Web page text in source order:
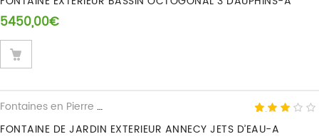
5450,00€
Fontaines en Pierre Reconstituee
3.00
out of
5
1
FONTAINE DE JARDIN EXTERIEUR ANNECY JETS D’EAU-A